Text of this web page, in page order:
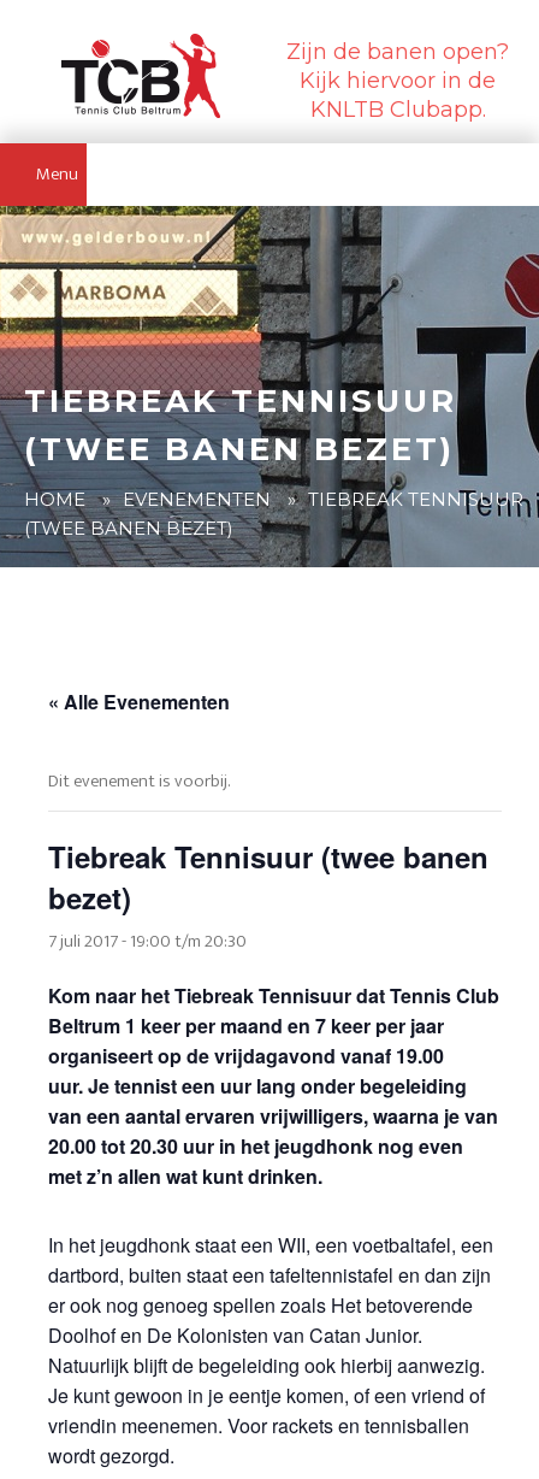
Zijn de banen open?
Kijk hiervoor in de
KNLTB Clubapp.
Menu
HOME » EVENEMENTEN » TIEBREAK TENNISUUR
(TWEE BANEN BEZET)
TIEBREAK TENNISUUR
(TWEE BANEN BEZET)
« Alle Evenementen
Dit evenement is voorbij.
Tiebreak Tennisuur (twee banen
bezet)
7 juli 2017 - 19:00t/m20:30
Kom naar het Tiebreak Tennisuur dat Tennis Club
Beltrum 1 keer per maand en 7 keer per jaar
organiseert op de vrijdagavond vanaf 19.00
uur. Je tennist een uur lang onder begeleiding
van een aantal ervaren vrijwilligers, waarna je van
20.00 tot 20.30 uur in het jeugdhonk nog even
met z’n allen wat kunt drinken.
In het jeugdhonk staat een WII, een voetbaltafel, een
dartbord, buiten staat een tafeltennistafel en dan zijn
er ook nog genoeg spellen zoals Het betoverende
Doolhof en De Kolonisten van Catan Junior.
Natuurlijk blijft de begeleiding ook hierbij aanwezig.
Je kunt gewoon in je eentje komen, of een vriend of
vriendin meenemen. Voor rackets en tennisballen
wordt gezorgd.